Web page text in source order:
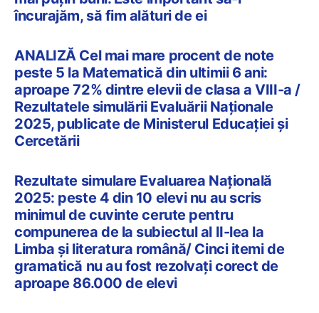
încurajăm, să fim alături de ei
ANALIZĂ Cel mai mare procent de note
peste 5 la Matematică din ultimii 6 ani:
aproape 72% dintre elevii de clasa a VIII-a /
Rezultatele simulării Evaluării Naționale
2025, publicate de Ministerul Educației și
Cercetării
Rezultate simulare Evaluarea Națională
2025: peste 4 din 10 elevi nu au scris
minimul de cuvinte cerute pentru
compunerea de la subiectul al II-lea la
Limba și literatura română/ Cinci itemi de
gramatică nu au fost rezolvați corect de
aproape 86.000 de elevi